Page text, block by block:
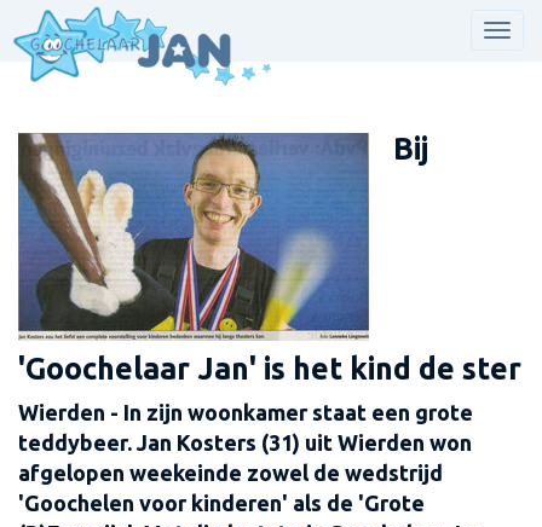
Bij
'Goochelaar Jan' is het kind de ster
Wierden - In zijn woonkamer staat een grote
teddybeer. Jan Kosters (31) uit Wierden won
afgelopen weekeinde zowel de wedstrijd
'Goochelen voor kinderen' als de 'Grote